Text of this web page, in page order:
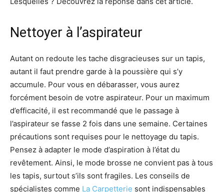
Nettoyer à l’aspirateur
Autant on redoute les tache disgracieuses sur un tapis,
autant il faut prendre garde à la poussière qui s’y
accumule. Pour vous en débarasser, vous aurez
forcément besoin de votre aspirateur. Pour un maximum
d’efficacité, il est recommandé que le passage à
l’aspirateur se fasse 2 fois dans une semaine. Certaines
précautions sont requises pour le nettoyage du tapis.
Pensez à adapter le mode d’aspiration à l’état du
revêtement. Ainsi, le mode brosse ne convient pas à tous
les tapis, surtout s’ils sont fragiles. Les conseils de
spécialistes comme La Carpetterie sont indispensables